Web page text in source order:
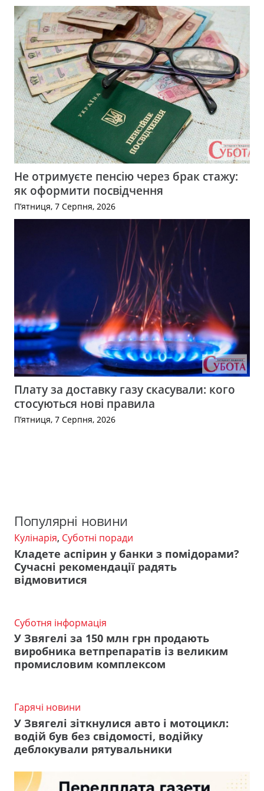
Не отримуєте пенсію через брак стажу:
як оформити посвідчення
П’ятниця, 7 Серпня, 2026
Плату за доставку газу скасували: кого
стосуються нові правила
П’ятниця, 7 Серпня, 2026
Популярні новини
Кулінарія, Суботні поради
Кладете аспірин у банки з помідорами?
Сучасні рекомендації радять
відмовитися
Суботня інформація
У Звягелі за 150 млн грн продають
виробника ветпрепаратів із великим
промисловим комплексом
Гарячі новини
У Звягелі зіткнулися авто і мотоцикл:
водій був без свідомості, водійку
деблокували рятувальники